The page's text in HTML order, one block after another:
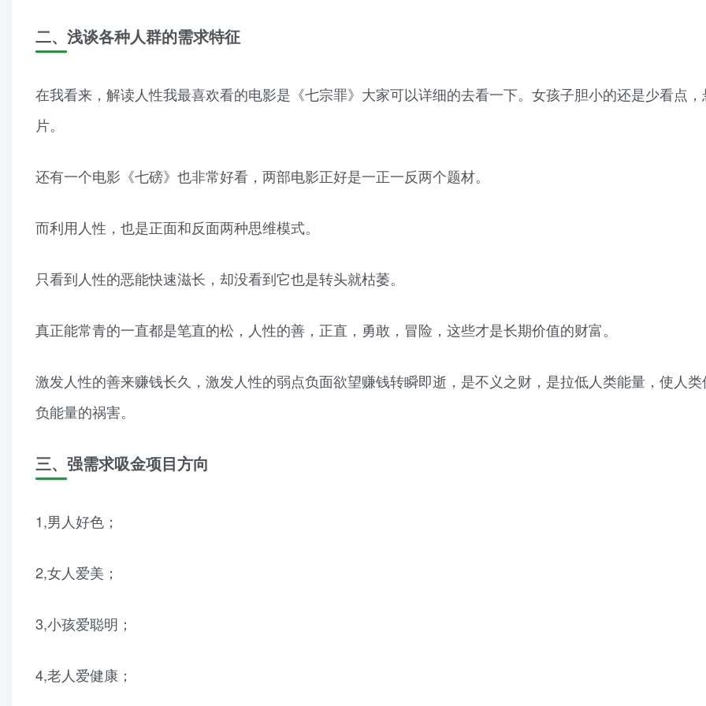
二、浅谈各种人群的需求特征
在我看来，解读人性我最喜欢看的电影是《七宗罪》大家可以详细的去看一下。女孩子胆小的还是少看点
片。
还有一个电影《七磅》也非常好看，两部电影正好是一正一反两个题材。
而利用人性，也是正面和反面两种思维模式。
只看到人性的恶能快速滋长，却没看到它也是转头就枯萎。
真正能常青的一直都是笔直的松，人性的善，正直，勇敢，冒险，这些才是长期价值的财富。
激发人性的善来赚钱长久，激发人性的弱点负面欲望赚钱转瞬即逝，是不义之财，是拉低人类能量，使人
负能量的祸害。
三、强需求吸金项目方向
1,男人好色；
2,女人爱美；
3,小孩爱聪明；
4,老人爱健康；